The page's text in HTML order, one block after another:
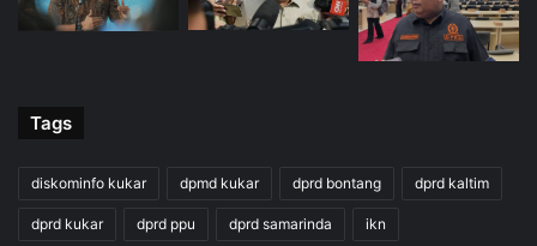
Tags
diskominfo kukar dpmd kukar dprd bontang dprd kaltim
dprd kukar dprd ppu dprd samarinda ikn